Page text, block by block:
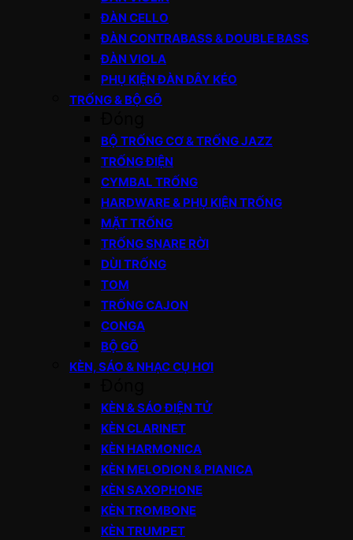
ĐÀN CELLO
ĐÀN CONTRABASS & DOUBLE BASS
ĐÀN VIOLA
PHỤ KIỆN ĐÀN DÂY KÉO
TRỐNG & BỘ GÕ
BỘ TRỐNG CƠ & TRỐNG JAZZ
TRỐNG ĐIỆN
CYMBAL TRỐNG
HARDWARE & PHỤ KIỆN TRỐNG
MẶT TRỐNG
TRỐNG SNARE RỜI
DÙI TRỐNG
TOM
TRỐNG CAJON
CONGA
BỘ GÕ
KÈN, SÁO & NHẠC CỤ HƠI
KÈN & SÁO ĐIỆN TỬ
KÈN CLARINET
KÈN HARMONICA
KÈN MELODION & PIANICA
KÈN SAXOPHONE
KÈN TROMBONE
KÈN TRUMPET